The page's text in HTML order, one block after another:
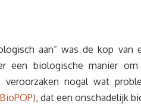
aan” was de kop van
een biologische manier
nogal wat
, dat een onschadelijk